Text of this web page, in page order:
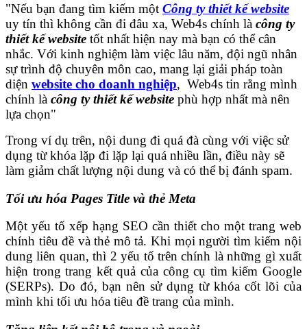
"Nếu bạn đang tìm kiếm một Công ty thiết kế website
uy tín thì không cần đi đâu xa, Web4s chính là công ty
thiết kế website tốt nhất hiện nay mà bạn có thể cân
nhắc. Với kinh nghiệm làm việc lâu năm, đội ngũ nhân
sự trình độ chuyên môn cao, mang lại giải pháp toàn
diện website cho doanh nghiệp, Web4s tin rằng mình
chính là công ty thiết kế website phù hợp nhất mà nên
lựa chọn"
Trong ví dụ trên, nội dung đi quá đà cùng với việc sử
dụng từ khóa lặp đi lặp lại quá nhiều lần, điều này sẽ
làm giảm chất lượng nội dung và có thể bị đánh spam.
Tối ưu hóa Pages Title và thẻ Meta
Một yếu tố xếp hạng SEO cần thiết cho một trang web
chính tiêu đề và thẻ mô tả. Khi mọi người tìm kiếm nội
dung liên quan, thì 2 yếu tố trên chính là những gì xuất
hiện trong trang kết quả của công cụ tìm kiếm Google
(SERPs). Do đó, bạn nên sử dụng từ khóa cốt lõi của
mình khi tối ưu hóa tiêu đề trang của mình.